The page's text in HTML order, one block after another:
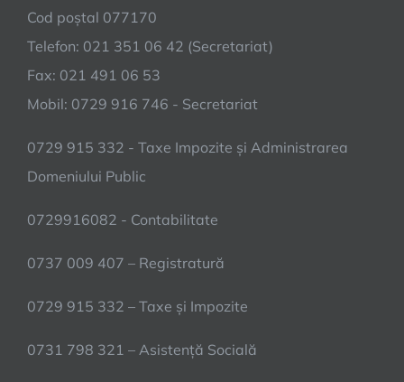
Cod poștal 077170
Telefon: 021 351 06 42 (Secretariat)
Fax: 021 491 06 53
Mobil: 0729 916 746 - Secretariat
0729 915 332 - Taxe Impozite și Administrarea
Domeniului Public
0729916082 - Contabilitate
0737 009 407 – Registratură
0729 915 332 – Taxe și Impozite
0731 798 321 – Asistență Socială